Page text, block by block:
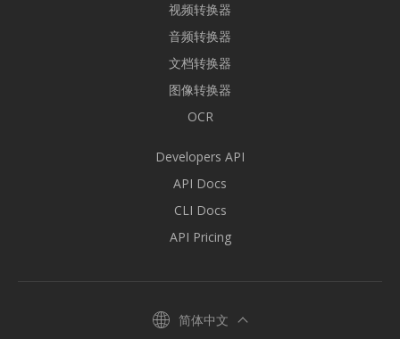
视频转换器
音频转换器
文档转换器
图像转换器
OCR
Developers API
API Docs
CLI Docs
API Pricing
简体中文